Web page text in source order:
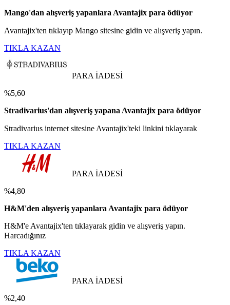
Mango'dan alışveriş yapanlara Avantajix para ödüyor
Avantajix'ten tıklayıp Mango sitesine gidin ve alışveriş yapın.
TIKLA KAZAN
PARA İADESİ
%5,60
Stradivarius'dan alışveriş yapana Avantajix para ödüyor
Stradivarius internet sitesine Avantajix'teki linkini tıklayarak
TIKLA KAZAN
PARA İADESİ
%4,80
H&M'den alışveriş yapanlara Avantajix para ödüyor
H&M'e Avantajix'ten tıklayarak gidin ve alışveriş yapın.
Harcadığınız
TIKLA KAZAN
PARA İADESİ
%2,40